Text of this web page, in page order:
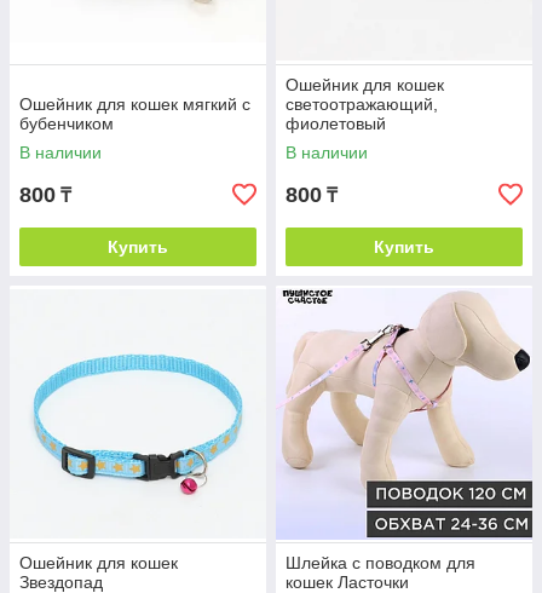
Ошейник для кошек мягкий с
бубенчиком
В наличии
800 ₸
Купить
Ошейник для кошек
светоотражающий,
фиолетовый
В наличии
800 ₸
Купить
Ошейник для кошек
Звездопад
Шлейка с поводком для
кошек Ласточки